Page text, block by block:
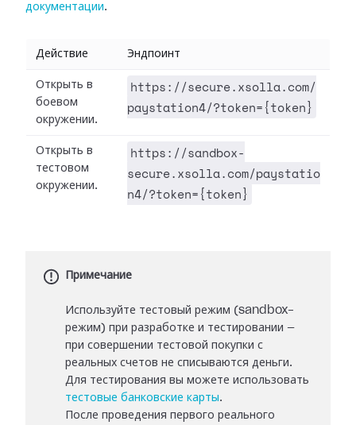
документации.
Действие Эндпоинт
Открыть в
боевом
окружении.
https://secure.xsolla.com/
paystation4/?token={token}
Открыть в
тестовом
окружении.
https://sandbox-
secure.xsolla.com/paystatio
n4/?token={token}
Примечание
Используйте тестовый режим (sandbox-
режим) при разработке и тестировании —
при совершении тестовой покупки с
реальных счетов не списываются деньги.
Для тестирования вы можете использовать
тестовые банковские карты.
После проведения первого реального